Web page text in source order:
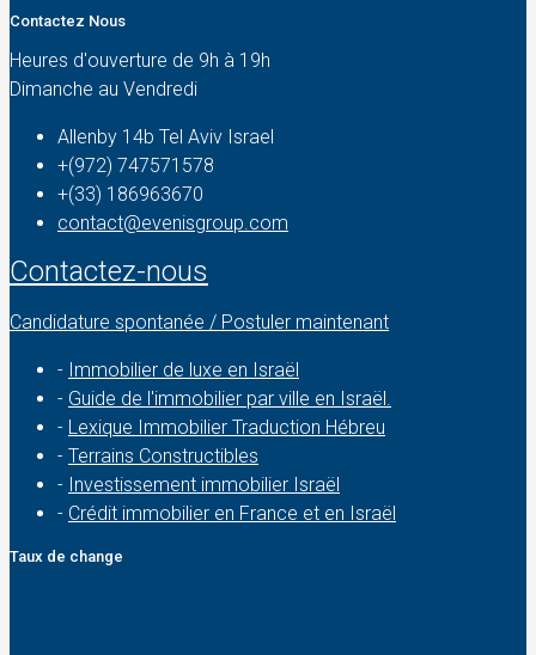
Contactez Nous
Heures d'ouverture de 9h à 19h
Dimanche au Vendredi
Allenby 14b Tel Aviv Israel
+(972) 747571578
+(33) 186963670
contact@evenisgroup.com
Contactez-nous
Candidature spontanée / Postuler maintenant
- Immobilier de luxe en Israël
- Guide de l'immobilier par ville en Israël.
- Lexique Immobilier Traduction Hébreu
- Terrains Constructibles
- Investissement immobilier Israël
- Crédit immobilier en France et en Israël
Taux de change